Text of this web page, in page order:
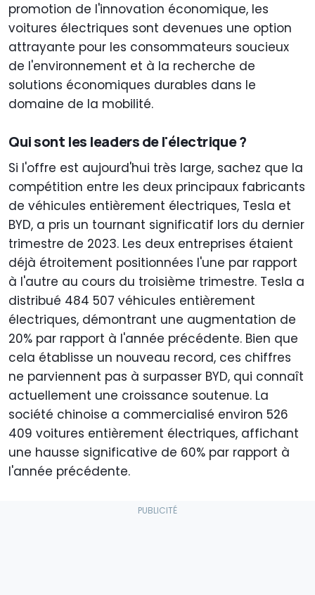
promotion de l'innovation économique, les
voitures électriques sont devenues une option
attrayante pour les consommateurs soucieux
de l'environnement et à la recherche de
solutions économiques durables dans le
domaine de la mobilité.
Qui sont les leaders de l'électrique ?
Si l'offre est aujourd'hui très large, sachez que la
compétition entre les deux principaux fabricants
de véhicules entièrement électriques, Tesla et
BYD, a pris un tournant significatif lors du dernier
trimestre de 2023. Les deux entreprises étaient
déjà étroitement positionnées l'une par rapport
à l'autre au cours du troisième trimestre. Tesla a
distribué 484 507 véhicules entièrement
électriques, démontrant une augmentation de
20% par rapport à l'année précédente. Bien que
cela établisse un nouveau record, ces chiffres
ne parviennent pas à surpasser BYD, qui connaît
actuellement une croissance soutenue. La
société chinoise a commercialisé environ 526
409 voitures entièrement électriques, affichant
une hausse significative de 60% par rapport à
l'année précédente.